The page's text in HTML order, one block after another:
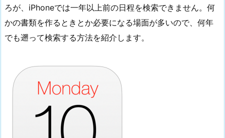
ろが、iPhoneでは一年以上前の日程を検索できません。何
かの書類を作るときとか必要になる場面が多いので、何年
でも遡って検索する方法を紹介します。